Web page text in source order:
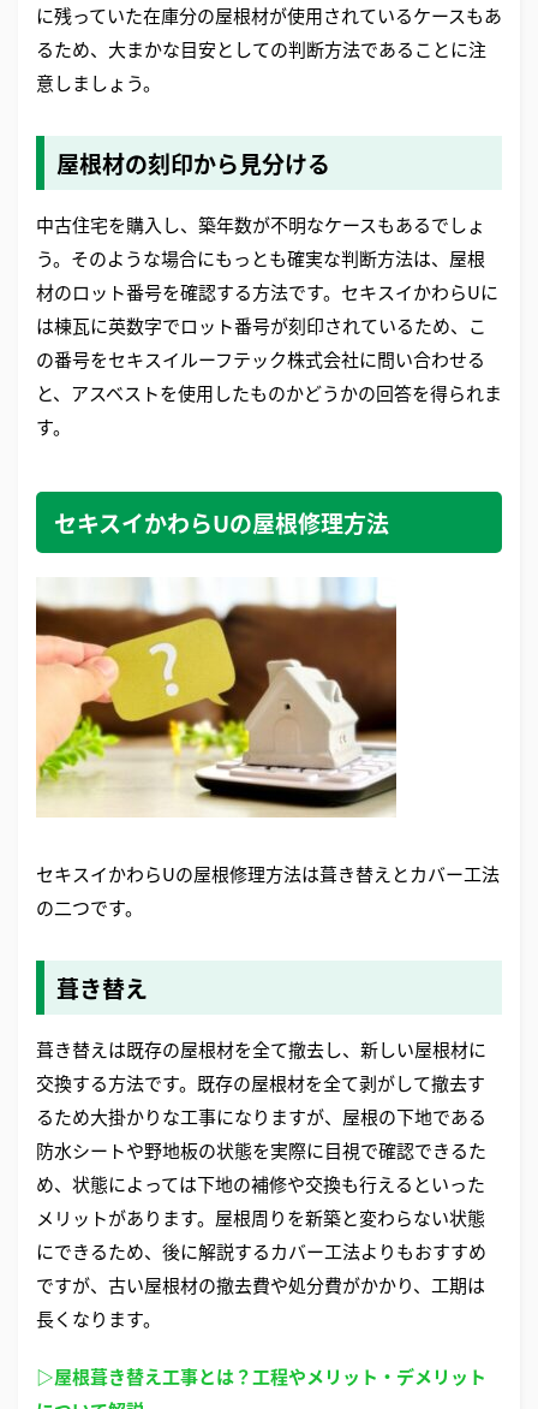
に残っていた在庫分の屋根材が使用されているケースもあ
るため、大まかな目安としての判断方法であることに注
意しましょう。
屋根材の刻印から見分ける
中古住宅を購入し、築年数が不明なケースもあるでしょ
う。そのような場合にもっとも確実な判断方法は、屋根
材のロット番号を確認する方法です。セキスイかわらUに
は棟瓦に英数字でロット番号が刻印されているため、こ
の番号をセキスイルーフテック株式会社に問い合わせる
と、アスベストを使用したものかどうかの回答を得られま
す。
セキスイかわらUの屋根修理方法
セキスイかわらUの屋根修理方法は葺き替えとカバー工法
の二つです。
葺き替え
葺き替えは既存の屋根材を全て撤去し、新しい屋根材に
交換する方法です。既存の屋根材を全て剥がして撤去す
るため大掛かりな工事になりますが、屋根の下地である
防水シートや野地板の状態を実際に目視で確認できるた
め、状態によっては下地の補修や交換も行えるといった
メリットがあります。屋根周りを新築と変わらない状態
にできるため、後に解説するカバー工法よりもおすすめ
ですが、古い屋根材の撤去費や処分費がかかり、工期は
長くなります。
▷屋根葺き替え工事とは？工程やメリット・デメリット